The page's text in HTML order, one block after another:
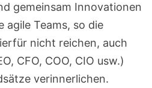
gemeinsam Innovationen
agile Teams, so die
nicht reichen, auch
CFO, COO, CIO usw.)
verinnerlichen.